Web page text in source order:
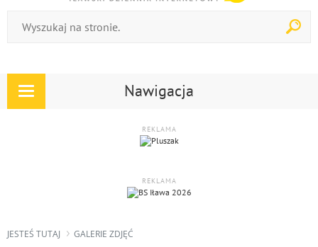
Nawigacja
Rozwiń
REKLAMA
REKLAMA
JESTEŚ TUTAJ GALERIE ZDJĘĆ